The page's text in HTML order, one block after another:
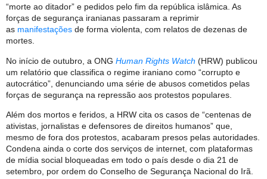
“morte ao ditador” e pedidos pelo fim da república islâmica. As
forças de segurança iranianas passaram a reprimir
as manifestações de forma violenta, com relatos de dezenas de
mortes.
No início de outubro, a ONG Human Rights Watch (HRW) publicou
um relatório que classifica o regime iraniano como “corrupto e
autocrático”, denunciando uma série de abusos cometidos pelas
forças de segurança na repressão aos protestos populares.
Além dos mortos e feridos, a HRW cita os casos de “centenas de
ativistas, jornalistas e defensores de direitos humanos” que,
mesmo de fora dos protestos, acabaram presos pelas autoridades.
Condena ainda o corte dos serviços de internet, com plataformas
de mídia social bloqueadas em todo o país desde o dia 21 de
setembro, por ordem do Conselho de Segurança Nacional do Irã.